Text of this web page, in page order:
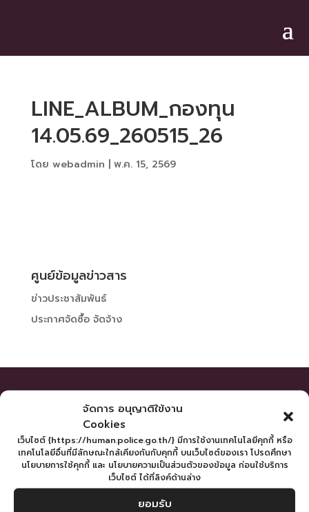
จัดการ อนุญาติใข้งาน
Cookies
เว็บไซต์ {https://human.police.go.th/} มีการใช้งานเทคโนโลยีคุกกี้ หรือ
เทคโนโลยีอื่นที่มีลักษณะใกล้เคียงกันกับคุกกี้ บนเว็บไซต์ของเรา โปรดศึกษา
นโยบายการใช้คุกกี้ และ นโยบายความเป็นส่วนตัวของข้อมูล ก่อนใช้บริการ
เว็บไซต์ ได้ที่ลิงค์ด้านล่าง
ยอมรับ
LINE_ALBUM_กองทุน
14.05.69_260515_26
โดย webadmin พ.ค. 15, 2569
ศูนย์ข้อมูลข่าวสาร
ข่าวประชาสัมพันธ์
ประกาศจัดซื้อ จัดจ้าง
เว็บไซต์หน่วยงาน
สำนักงานตำรวจแห่งชาติ
สำนักงานกำลังพล